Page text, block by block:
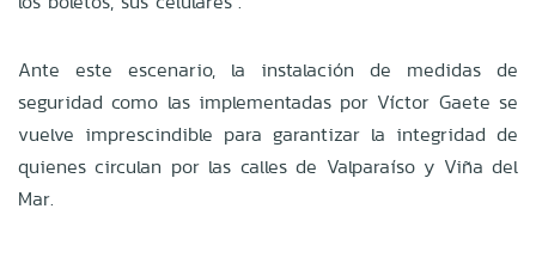
Ante este escenario, la instalación de medidas de
seguridad como las implementadas por Víctor Gaete se
vuelve imprescindible para garantizar la integridad de
quienes circulan por las calles de Valparaíso y Viña del
Mar.